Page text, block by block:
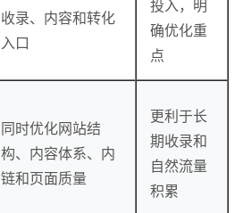
收录、内容和转化
入口
投入，明
确优化重
点
同时优化网站结
构、内容体系、内
链和页面质量
更利于长
期收录和
自然流量
积累
微信号